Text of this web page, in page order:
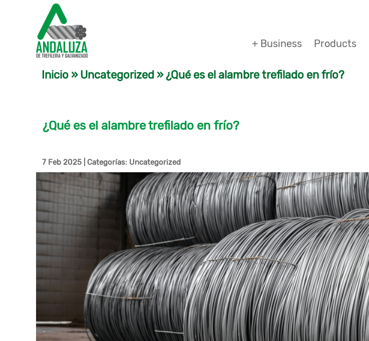
+ Business Products
Inicio »Uncategorized »¿Qué es el alambre trefilado en frío?
¿Qué es el alambre trefilado en frío?
7 Feb 2025 Categorías: Uncategorized